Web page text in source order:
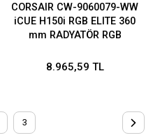
CORSAIR CW-9060079-WW
iCUE H150i RGB ELITE 360
mm RADYATÖR RGB
SOĞUTUCUSU (Intel 1700
8.965,59 TL
3